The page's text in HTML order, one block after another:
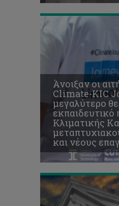
Άνοιξαν οι
Climate-KIC
μεγαλύτερο
Κλιματικής
και νέους
Πολυθεματική
Νοσηλευτική
Ημερίδα, στις
22
Φεβρουαρίου
2019
στο
ΤΕΠΑΚ